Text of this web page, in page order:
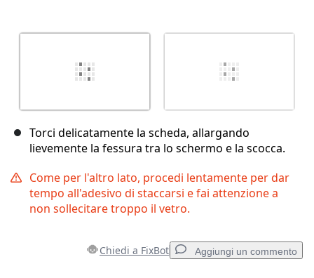
Torci delicatamente la scheda, allargando
lievemente la fessura tra lo schermo e la scocca.
Come per l'altro lato, procedi lentamente per dar
tempo all'adesivo di staccarsi e fai attenzione a
non sollecitare troppo il vetro.
Chiedi a FixBot Aggiungi un commento